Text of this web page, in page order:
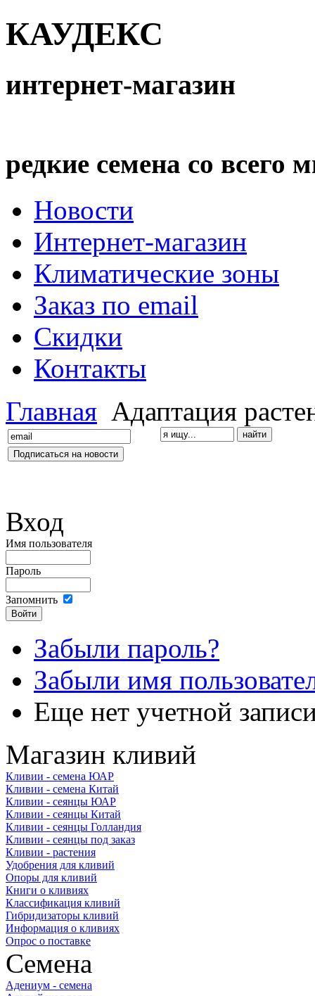
КАУДЕКС
интернет-магазин
редкие семена со всего
Новости
Интернет-магазин
Климатические зоны
Заказ по email
Скидки
Контакты
Главная Адаптация
Вход
Имя пользователя
Пароль
Запомнить
Забыли пароль?
Забыли имя
Еще нет учетной
Магазин кливий
Кливии - семена ЮАР
Кливии - семена Китай
Кливии - сеянцы ЮАР
Кливии - сеянцы Китай
Кливии - сеянцы Голландия
Кливии - сеянцы под заказ
Кливии - растения
Удобрения для кливий
Опоры для кливий
Книги о кливиях
Классификация кливий
Гибридизаторы кливий
Информация о кливиях
Опрос о поставке
Семена
Адениум - семена